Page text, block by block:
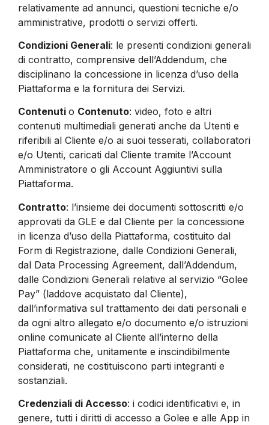
relativamente ad annunci, questioni tecniche e/o
amministrative, prodotti o servizi offerti.
Condizioni Generali: le presenti condizioni generali
di contratto, comprensive dell’Addendum, che
disciplinano la concessione in licenza d’uso della
Piattaforma e la fornitura dei Servizi.
Contenuti o Contenuto: video, foto e altri
contenuti multimediali generati anche da Utenti e
riferibili al Cliente e/o ai suoi tesserati, collaboratori
e/o Utenti, caricati dal Cliente tramite l’Account
Amministratore o gli Account Aggiuntivi sulla
Piattaforma.
Contratto: l’insieme dei documenti sottoscritti e/o
approvati da GLE e dal Cliente per la concessione
in licenza d’uso della Piattaforma, costituito dal
Form di Registrazione, dalle Condizioni Generali,
dal Data Processing Agreement, dall’Addendum,
dalle Condizioni Generali relative al servizio “Golee
Pay” (laddove acquistato dal Cliente),
dall’informativa sul trattamento dei dati personali e
da ogni altro allegato e/o documento e/o istruzioni
online comunicate al Cliente all’interno della
Piattaforma che, unitamente e inscindibilmente
considerati, ne costituiscono parti integranti e
sostanziali.
Credenziali di Accesso: i codici identificativi e, in
genere, tutti i diritti di accesso a Golee e alle App in